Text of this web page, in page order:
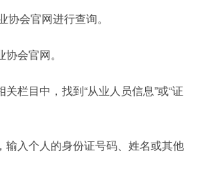
协会官网进行查询。
会官网。
栏目中，找到“从业人员信息”或“证
输入个人的身份证号码、姓名或其他